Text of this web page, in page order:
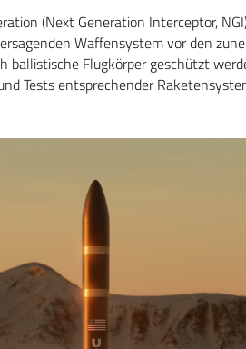
(Next Generation Interceptor,
Waffensystem vor den
Flugkörper geschützt
Tests entsprechender